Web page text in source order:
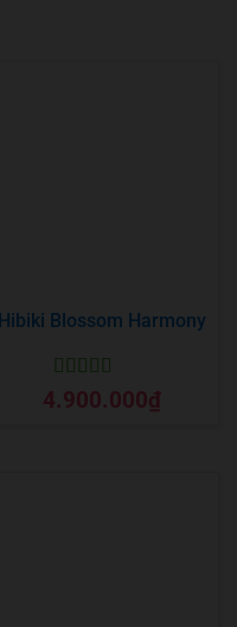
Hibiki Blossom Harmony
Được xếp
hạng55 sao
4.900.000₫